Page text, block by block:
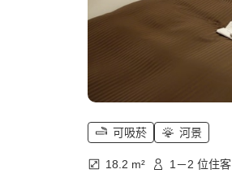
可吸菸 河景
18.2 m² 1－2 位住客